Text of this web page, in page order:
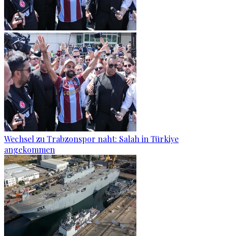
Wechsel zu Trabzonspor naht: Salah in Türkiye
angekommen